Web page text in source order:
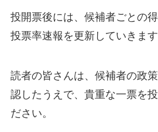
投開票後には、候補者ごとの
投票率速報を更新していきます
読者の皆さんは、候補者の政
認したうえで、貴重な一票を
ださい。